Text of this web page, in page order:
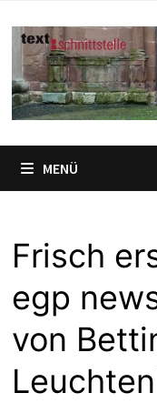
Inhalt
springen
MENÜ
Frisch
egp
von